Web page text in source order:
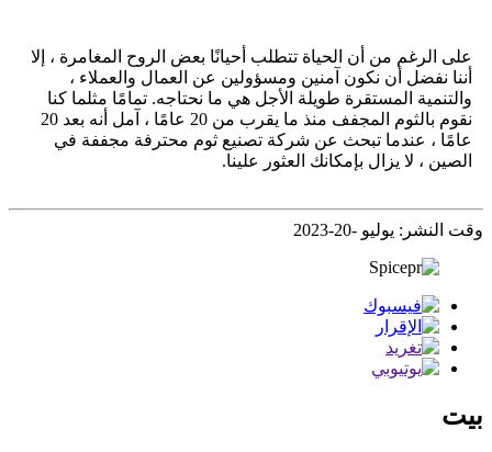
على الرغم من أن الحياة تتطلب أحيانًا بعض الروح المغامرة ، إلا
أننا نفضل أن نكون آمنين ومسؤولين عن العمال والعملاء ،
والتنمية المستقرة طويلة الأجل هي ما نحتاجه. تمامًا مثلما كنا
نقوم بالثوم المجفف منذ ما يقرب من 20 عامًا ، آمل أنه بعد 20
عامًا ، عندما تبحث عن شركة تصنيع ثوم محترفة مجففة في
الصين ، لا يزال بإمكانك العثور علينا.
وقت النشر: يوليو -20-2023
بيت